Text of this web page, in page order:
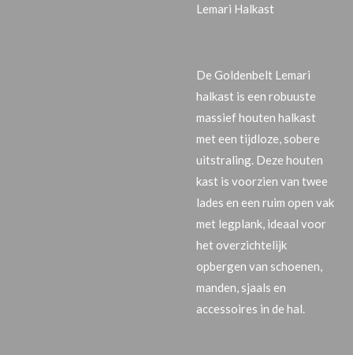
Lemari Halkast
De Goldenbelt Lemari
halkast is een robuuste
massief houten halkast
met een tijdloze, sobere
uitstraling. Deze houten
kast is voorzien van twee
lades en een ruim open vak
met legplank, ideaal voor
het overzichtelijk
opbergen van schoenen,
manden, sjaals en
accessoires in de hal.